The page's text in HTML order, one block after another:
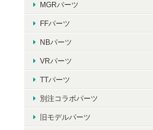
MGRパーツ
FFパーツ
NBパーツ
VRパーツ
TTパーツ
別注コラボパーツ
旧モデルパーツ